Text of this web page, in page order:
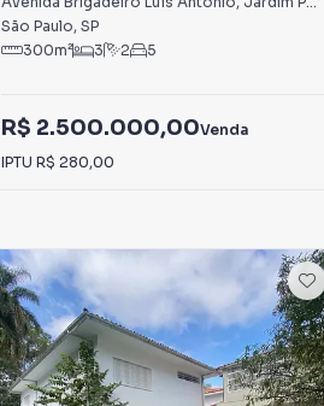
São Paulo, SP
300m² 3 2 5
R$ 2.500.000,00Venda
IPTU R$ 280,00